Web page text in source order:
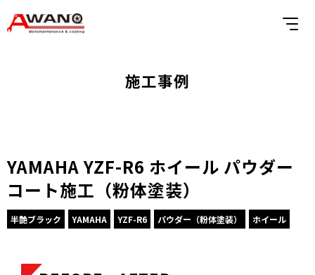
施工事例
YAMAHA YZF-R6 ホイール パウダー
コート施工（粉体塗装）
半艶ブラック YAMAHA YZF-R6 パウダー（粉体塗装） ホイール